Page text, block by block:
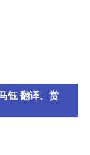
钰 翻译、赏